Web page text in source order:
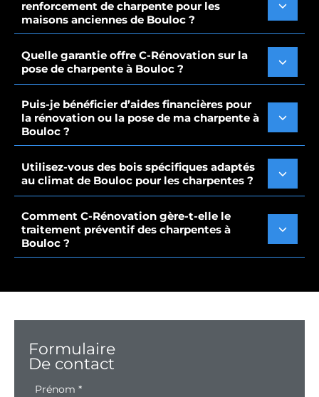
renforcement de charpente pour les
maisons anciennes de Bouloc ?
Quelle garantie offre C-Rénovation sur la
pose de charpente à Bouloc ?
Puis-je bénéficier d’aides financières pour
la rénovation ou la pose de ma charpente à
Bouloc ?
Utilisez-vous des bois spécifiques adaptés
au climat de Bouloc pour les charpentes ?
Comment C-Rénovation gère-t-elle le
traitement préventif des charpentes à
Bouloc ?
Formulaire
De contact
Formulaire
Prénom *